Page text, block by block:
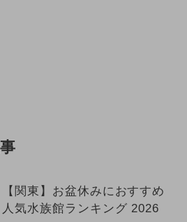
【関東】お盆休みにおすすめ
人気水族館ランキング 2026